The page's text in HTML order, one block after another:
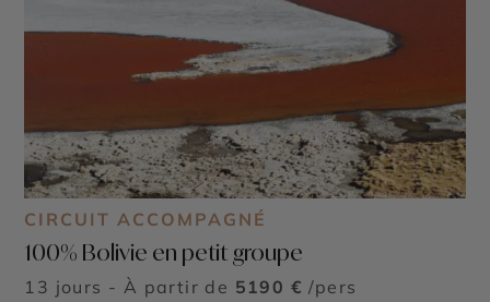
CIRCUIT ACCOMPAGNÉ
100% Bolivie en petit groupe
13 jours - À partir de 5190 € /pers